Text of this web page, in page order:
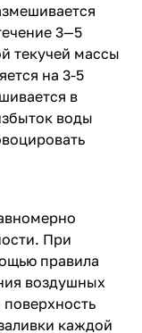
3—5
текучей массы
на 3-5
в
воды
При
правила
воздушных
каждой